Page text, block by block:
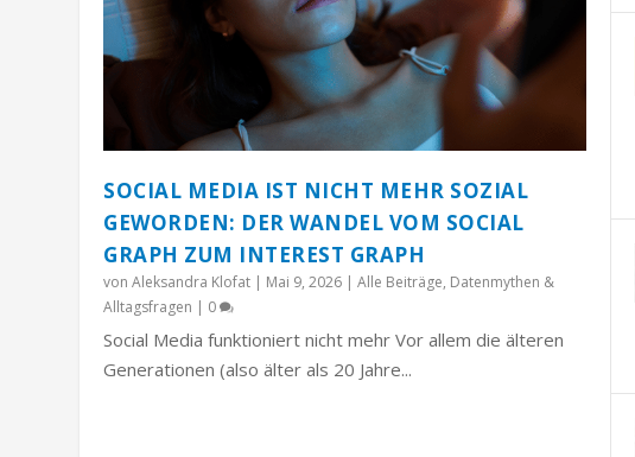
SOCIAL MEDIA IST NICHT MEHR SOZIAL
GEWORDEN: DER WANDEL VOM SOCIAL
GRAPH ZUM INTEREST GRAPH
vonAleksandra Klofat | Mai 9, 2026 |Alle Beiträge, Datenmythen &
Alltagsfragen | 0
Social Media funktioniert nicht mehr Vor allem die älteren
Generationen (also älter als 20 Jahre...